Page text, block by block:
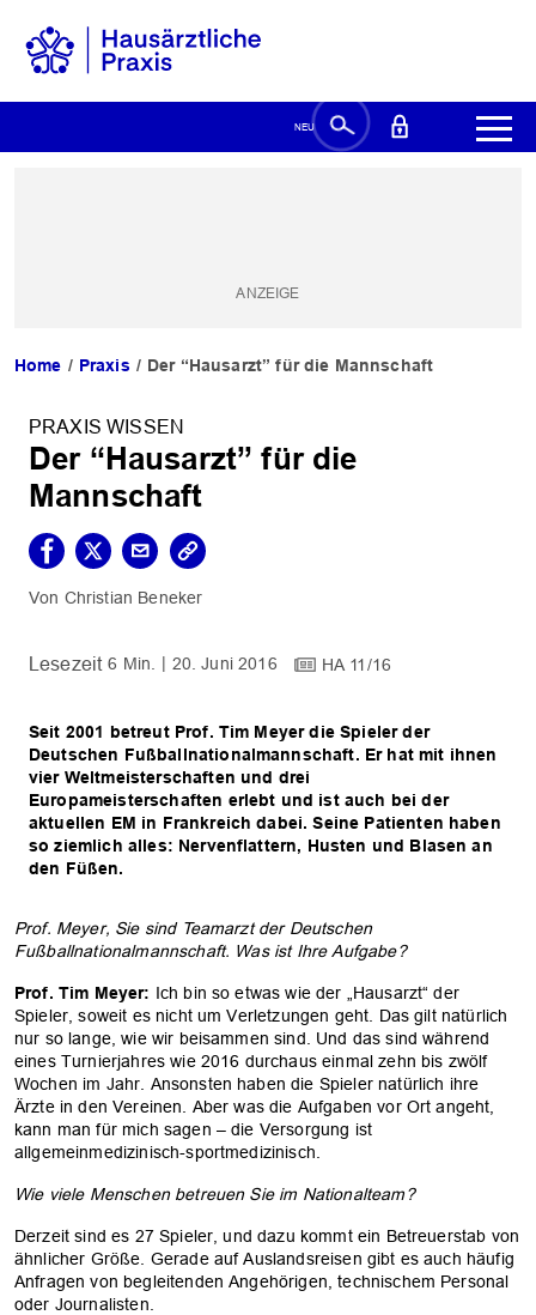
Home Praxis Der “Hausarzt” für die Mannschaft
PRAXIS WISSEN
Der “Hausarzt” für die
Mannschaft
Christian Beneker
6 Min. 20. Juni 2016 HA 11/16
Seit 2001 betreut Prof. Tim Meyer die Spieler der
Deutschen Fußballnationalmannschaft. Er hat mit ihnen
vier Weltmeisterschaften und drei
Europameisterschaften erlebt und ist auch bei der
aktuellen EM in Frankreich dabei. Seine Patienten haben
so ziemlich alles: Nervenflattern, Husten und Blasen an
den Füßen.
Prof. Meyer, Sie sind Teamarzt der Deutschen
Fußballnationalmannschaft. Was ist Ihre Aufgabe?
Prof. Tim Meyer: Ich bin so etwas wie der „Hausarzt“ der
Spieler, soweit es nicht um Verletzungen geht. Das gilt natürlich
nur so lange, wie wir beisammen sind. Und das sind während
eines Turnierjahres wie 2016 durchaus einmal zehn bis zwölf
Wochen im Jahr. Ansonsten haben die Spieler natürlich ihre
Ärzte in den Vereinen. Aber was die Aufgaben vor Ort angeht,
kann man für mich sagen – die Versorgung ist
allgemeinmedizinisch-sportmedizinisch.
Wie viele Menschen betreuen Sie im Nationalteam?
Derzeit sind es 27 Spieler, und dazu kommt ein Betreuerstab von
ähnlicher Größe. Gerade auf Auslandsreisen gibt es auch häufig
Anfragen von begleitenden Angehörigen, technischem Personal
oder Journalisten.